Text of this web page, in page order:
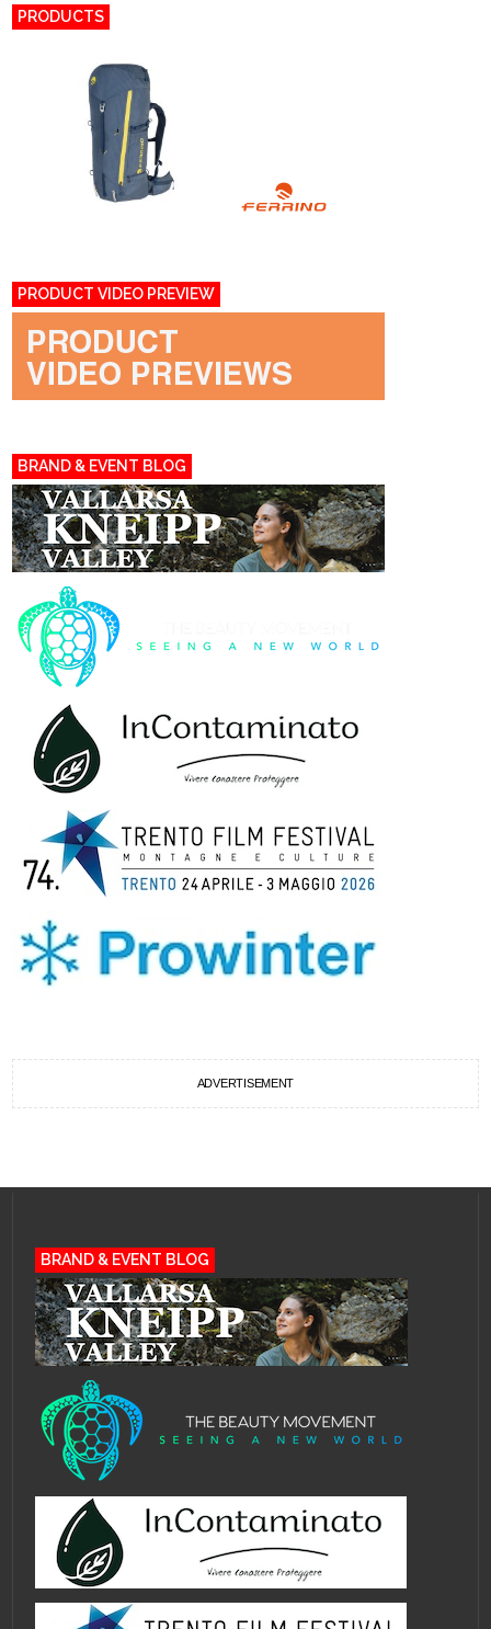
PRODUCTS
PRODUCT VIDEO PREVIEW
BRAND & EVENT BLOG
ADVERTISEMENT
BRAND & EVENT BLOG